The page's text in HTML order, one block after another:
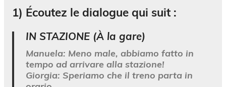
1) Écoutez le dialogue qui suit :
IN STAZIONE (À la gare)
Manuela: Meno male, abbiamo fatto in
tempo ad arrivare alla stazione!
Giorgia: Speriamo che il treno parta in